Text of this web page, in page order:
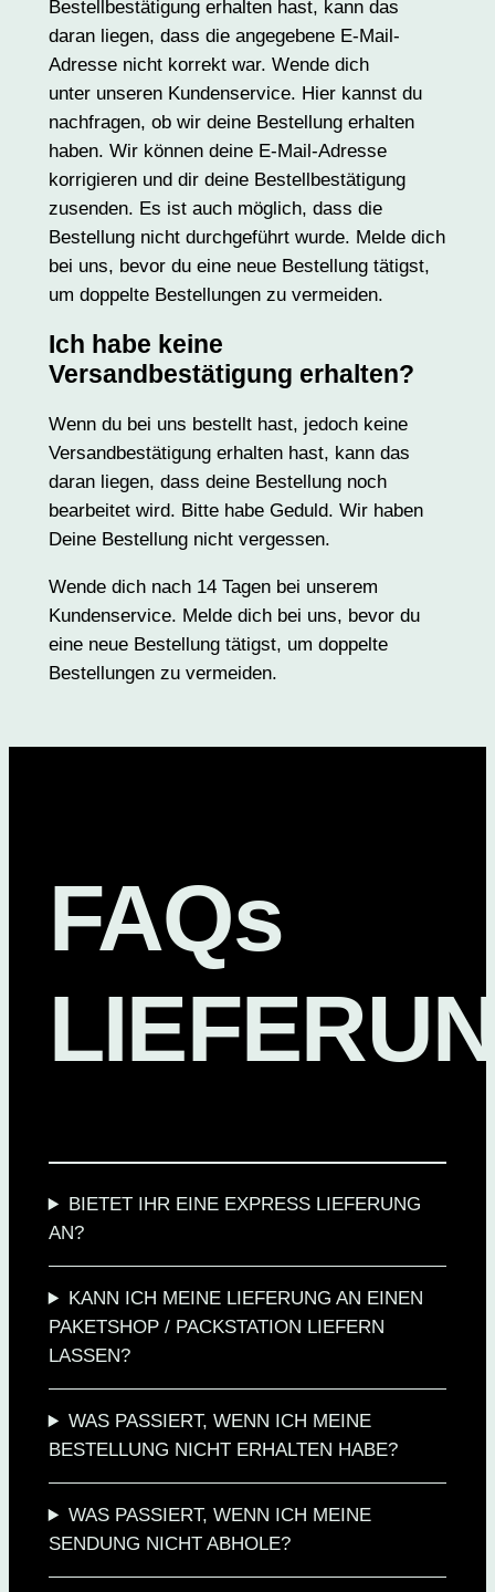
Bestellbestätigung erhalten hast, kann das
daran liegen, dass die angegebene E-Mail-
Adresse nicht korrekt war. Wende dich
unter unseren Kundenservice. Hier kannst du
nachfragen, ob wir deine Bestellung erhalten
haben. Wir können deine E-Mail-Adresse
korrigieren und dir deine Bestellbestätigung
zusenden. Es ist auch möglich, dass die
Bestellung nicht durchgeführt wurde. Melde dich
bei uns, bevor du eine neue Bestellung tätigst,
um doppelte Bestellungen zu vermeiden.
Ich habe keine
Versandbestätigung erhalten?
Wenn du bei uns bestellt hast, jedoch keine
Versandbestätigung erhalten hast, kann das
daran liegen, dass deine Bestellung noch
bearbeitet wird. Bitte habe Geduld. Wir haben
Deine Bestellung nicht vergessen.
Wende dich nach 14 Tagen bei unserem
Kundenservice. Melde dich bei uns, bevor du
eine neue Bestellung tätigst, um doppelte
Bestellungen zu vermeiden.
FAQs
BIETET IHR EINE EXPRESS LIEFERUNG
AN?
KANN ICH MEINE LIEFERUNG AN EINEN
PAKETSHOP / PACKSTATION LIEFERN
LASSEN?
WAS PASSIERT, WENN ICH MEINE
BESTELLUNG NICHT ERHALTEN HABE?
WAS PASSIERT, WENN ICH MEINE
SENDUNG NICHT ABHOLE?